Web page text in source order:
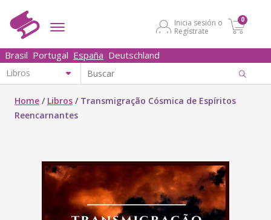
Inicia sesión o
Regístrate
0
Brasil Portugal España Deutschland
Home / Libros / Transmigração Cósmica de Espíritos
Reencarnantes